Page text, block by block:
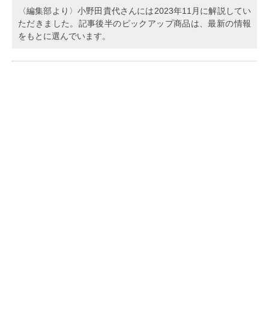
〈編集部より〉小野田貴代さんには2023年11月に解説してい
ただきました。記事後半のピックアップ商品は、最新の情報
をもとに選んでいます。